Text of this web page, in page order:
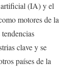
artificial (IA) y el
motores de la
clave y se
países de la